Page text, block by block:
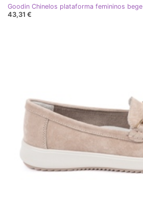
Goodin Chinelos plataforma femininos bege
43,31 €